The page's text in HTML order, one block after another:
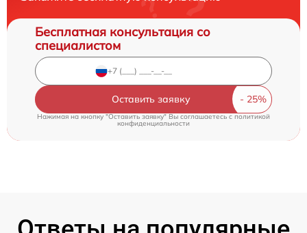
Бесплатная консультация со
специалистом
Оставить заявку
Нажимая на кнопку "Оставить заявку" Вы соглашаетесь cполитикой
конфиденциальности